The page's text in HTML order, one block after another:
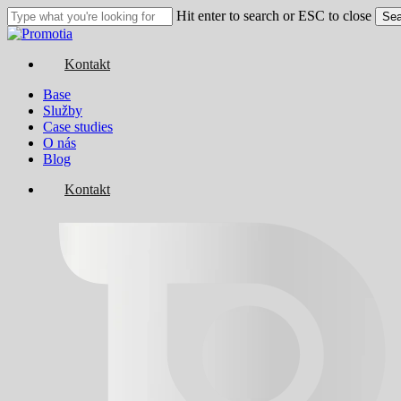
Skip
to
content
Hit enter to search or ESC to close
Close
Kontakt
Menu
Base
Služby
Case studies
O nás
Blog
Kontakt